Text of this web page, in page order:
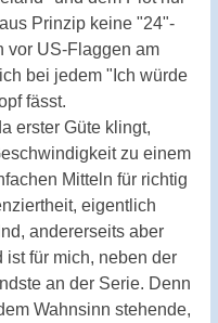
Prinzip keine "24"-
vor US-Flaggen am
bei jedem "Ich würde
fässt.
erster Güte klingt,
zu einem
Mitteln für richtig
eigentlich
andererseits aber
für mich, neben der
an der Serie. Denn
Wahnsinn stehende,